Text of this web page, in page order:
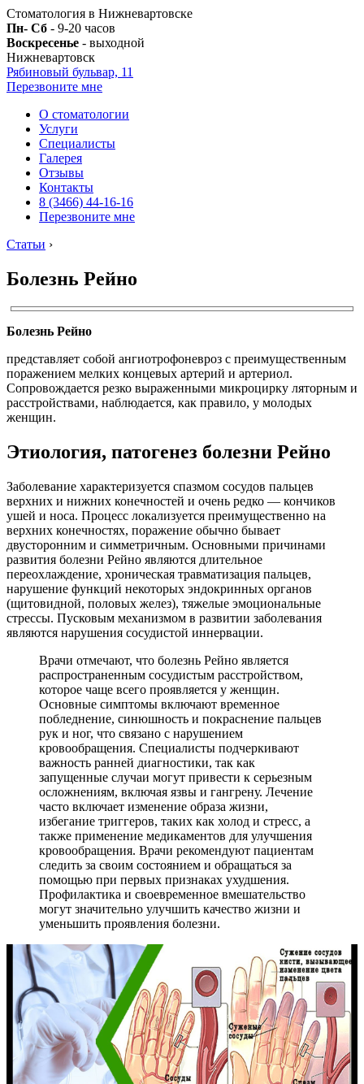
Стоматология в Нижневартовске
Пн- Сб - 9-20 часов
Воскресенье - выходной
Нижневартовск
Рябиновый бульвар, 11
Перезвоните мне
О стоматологии
Услуги
Специалисты
Галерея
Отзывы
Контакты
8 (3466) 44-16-16
Перезвоните мне
Статьи ›
Болезнь Рейно
Болезнь Рейно
представляет собой ангиотрофоневроз с преимущественным
поражением мелких концевых артерий и артериол.
Сопровождается резко выраженными микроцирку ляторным и
расстройствами, наблюдается, как правило, у молодых
женщин.
Этиология, патогенез болезни Рейно
Заболевание характеризуется спазмом сосудов пальцев
верхних и нижних конечностей и очень редко — кончиков
ушей и носа. Процесс локализуется преимущественно на
верхних конечностях, поражение обычно бывает
двусторонним и симметричным. Основными причинами
развития болезни Рейно являются длительное
переохлаждение, хроническая травматизация пальцев,
нарушение функций некоторых эндокринных органов
(щитовидной, половых желез), тяжелые эмоциональные
стрессы. Пусковым механизмом в развитии заболевания
являются нарушения сосудистой иннервации.
Врачи отмечают, что болезнь Рейно является
распространенным сосудистым расстройством,
которое чаще всего проявляется у женщин.
Основные симптомы включают временное
побледнение, синюшность и покраснение пальцев
рук и ног, что связано с нарушением
кровообращения. Специалисты подчеркивают
важность ранней диагностики, так как
запущенные случаи могут привести к серьезным
осложнениям, включая язвы и гангрену. Лечение
часто включает изменение образа жизни,
избегание триггеров, таких как холод и стресс, а
также применение медикаментов для улучшения
кровообращения. Врачи рекомендуют пациентам
следить за своим состоянием и обращаться за
помощью при первых признаках ухудшения.
Профилактика и своевременное вмешательство
могут значительно улучшить качество жизни и
уменьшить проявления болезни.